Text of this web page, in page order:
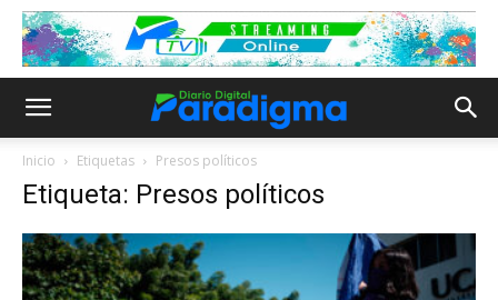
Inicio Etiquetas Presos políticos
Etiqueta: Presos políticos